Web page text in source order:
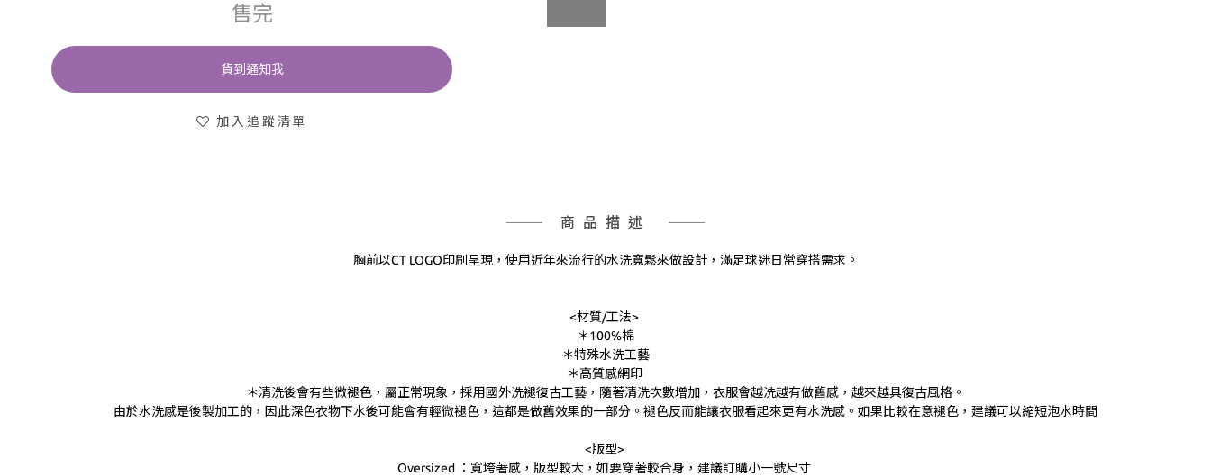
售完
貨到通知我
加入追蹤清單
商品描述
胸前以CT LOGO印刷呈現， 使用近年來流行的水洗寬鬆來做設計，滿足球迷日常穿搭需求。
<材質/工法>
＊100%棉
＊特殊水洗工藝
＊高質感網印
＊清洗後會有些微褪色，屬正常現象，採用國外洗褪復古工藝，隨著清洗次數增加，衣服會越洗越有做舊感，越來越具復古風格。
由於水洗感是後製加工的，因此深色衣物下水後可能會有輕微褪色，這都是做舊效果的一部分。褪色反而能讓衣服看起來更有水洗感。如果比較在意褪色，建議可以縮短泡水時間
<版型>
Oversized ：寬垮著感，版型較大，如要穿著較合身，建議訂購小一號尺寸